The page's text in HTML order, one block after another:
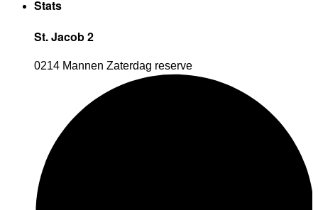
Stats
St. Jacob 2
0214 Mannen Zaterdag reserve